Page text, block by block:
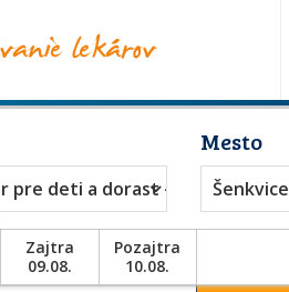
pre deti a dorast - Pediater
Mesto
Šenkvice
Zajtra
09.08.
Pozajtra
10.08.